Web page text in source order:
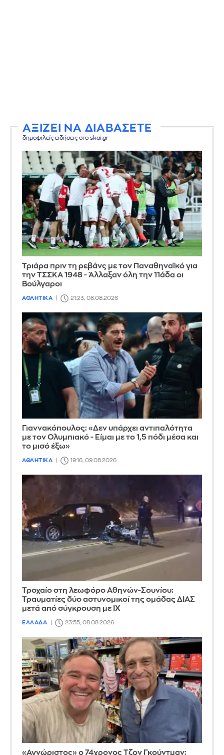
ΑΞΙΖΕΙ ΝΑ ΔΙΑΒΑΣΕΤΕ
δημοφιλείς ειδήσεις στο skai.gr
Τριάρα πριν τη ρεβάνς με τον Παναθηναϊκό για
την ΤΣΣΚΑ 1948 - Άλλαξαν όλη την 11άδα οι
Βούλγαροι
ΑΘΛΗΤΙΚΑ 21:23, 08.08.2026
Γιαννακόπουλος: «Δεν υπάρχει αντιπαλότητα
με τον Ολυμπιακό - Είμαι με το 1,5 πόδι μέσα και
το μισό έξω»
ΑΘΛΗΤΙΚΑ 19:16, 09.08.2026
Τροχαίο στη λεωφόρο Αθηνών-Σουνίου:
Τραυματίες δύο αστυνομικοί της ομάδας ΔΙΑΣ
μετά από σύγκρουση με ΙΧ
ΕΛΛΑΔΑ 23:55, 08.08.2026
«Αγνώριστος» ο 74χρονος Τζον Γκούντμαν: